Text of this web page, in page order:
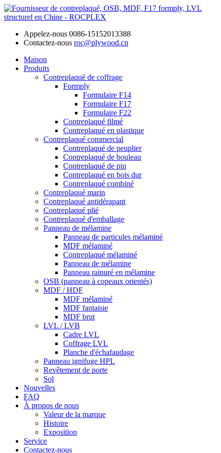
Appelez-nous 0086-15152013388
Contactez-nous roc@plywood.cn
Maison
Produits
Contreplaqué de coffrage
Formply
Formulaire F14
Formulaire F17
Formulaire F22
Contreplaqué filmé
Contreplaqué en plastique
Contreplaqué commercial
Contreplaqué de peuplier
Contreplaqué de bouleau
Contreplaqué de pin
Contreplaqué en bois dur
Contreplaqué combiné
Contreplaqué marin
Contreplaqué antidérapant
Contreplaqué plié
Contreplaqué d'emballage
Panneau de mélamine
Panneau de particules mélaminé
MDF mélaminé
Contreplaqué mélaminé
Panneau de mélamine
Panneau rainuré en mélamine
OSB (panneau à copeaux orientés)
MDF / HDF
MDF mélaminé
MDF fantaisie
MDF brut
LVL / LVB
Cadre LVL
Coffrage LVL
Planche d'échafaudage
Panneau ignifuge HPL
Revêtement de porte
Sol
Nouvelles
FAQ
À propos de nous
Valeur de la marque
Histoire
Exposition
Service
Contactez-nous